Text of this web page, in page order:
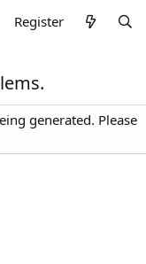
Register
generated. Please